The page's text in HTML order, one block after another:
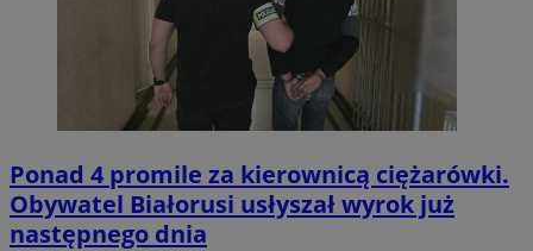
Ponad 4 promile za kierownicą ciężarówki.
Obywatel Białorusi usłyszał wyrok już
następnego dnia